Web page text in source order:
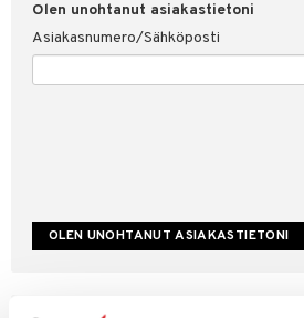
Olen unohtanut asiakastietoni
Asiakasnumero/Sähköposti